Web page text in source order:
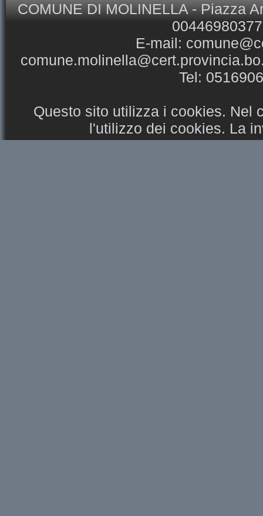
COMUNE DI MOLINELLA - Piazza
E-mail:
Tel:
Questo sito utilizza i cookies. Nel
l'utilizzo dei cookies. La